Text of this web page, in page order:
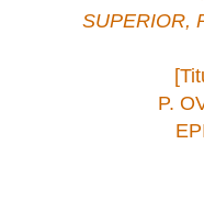
SUPERIOR,
P.